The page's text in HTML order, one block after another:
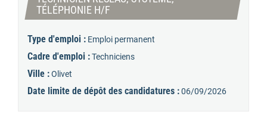
TÉLÉPHONIE H/F
Type d'emploi : Emploi permanent
Cadre d'emploi :Techniciens
Ville :Olivet
Date limite de dépôt des candidatures :06/09/2026